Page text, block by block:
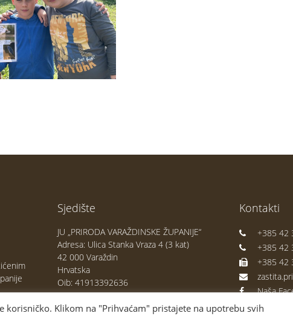
Sjedište
JU „PRIRODA VARAŽDINSKE ŽUPANIJE“
Adresa: Ulica Stanka Vraza 4 (3 kat)
42 000 Varaždin
Hrvatska
Oib: 41913392636
Kontakti
+385 42
+385 42
+385 42
Naša
Klikom na "Prihvaćam" pristajete na upotrebu svih